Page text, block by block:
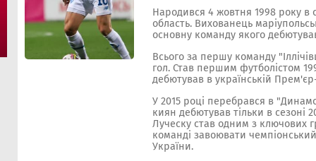
Народився 4 жовтня 1998 року в
область. Вихованець
основну команду якого
Всього за першу команду
гол. Став першим футболістом
дебютував в українській Прем'єр-
У 2015 році перебрався в
киян дебютував тільки в сезоні
Луческу став одним з ключових
команді завоювати
України.